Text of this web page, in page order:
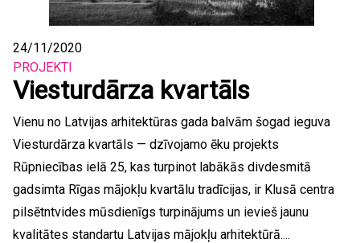
24/11/2020
PROJEKTI
Viesturdārza kvartāls
Vienu no Latvijas arhitektūras gada balvām šogad ieguva
Viesturdārza kvartāls — dzīvojamo ēku projekts
Rūpniecības ielā 25, kas turpinot labākās divdesmitā
gadsimta Rīgas mājokļu kvartālu tradīcijas, ir Klusā centra
pilsētntvides mūsdienīgs turpinājums un ievieš jaunu
kvalitātes standartu Latvijas mājokļu arhitektūrā....